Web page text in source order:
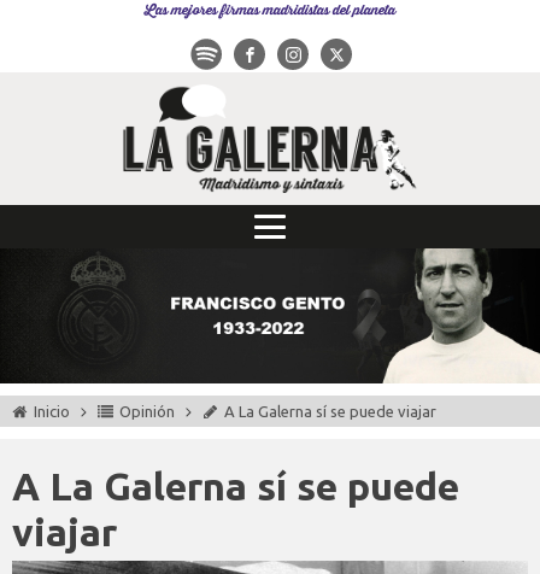
Las mejores firmas madridistas del planeta
Inicio Opinión A La Galerna sí se puede viajar
A La Galerna sí se puede
viajar